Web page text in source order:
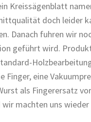
Kreissägenblatt
doch leider
Danach fuhren wir
geführt wird.
eine
als Fingerersatz
machten uns